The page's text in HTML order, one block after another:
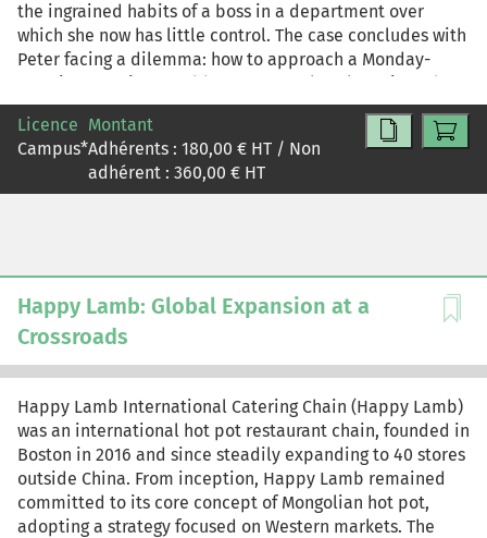
the ingrained habits of a boss in a department over
which she now has little control. The case concludes with
Peter facing a dilemma: how to approach a Monday-
morning meeting to address cross-cultural tensions that
emerged following a recent team meeting.
Licence
Campus*
Montant
Adhérents : 180,00 € HT / Non
adhérent : 360,00 € HT
Happy Lamb: Global Expansion at a
Crossroads
Happy Lamb International Catering Chain (Happy Lamb)
was an international hot pot restaurant chain, founded in
Boston in 2016 and since steadily expanding to 40 stores
outside China. From inception, Happy Lamb remained
committed to its core concept of Mongolian hot pot,
adopting a strategy focused on Western markets. The